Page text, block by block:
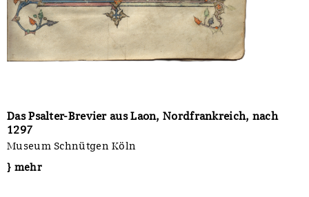
Das Psalter-Brevier aus Laon, Nordfrankreich, nach
1297
Museum Schnütgen Köln
} mehr